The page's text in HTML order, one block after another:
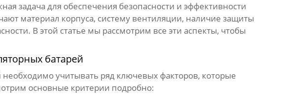
задача для обеспечения безопасности и эффективности
материал корпуса, систему вентиляции, наличие защиты
В этой статье мы рассмотрим все эти аспекты, чтобы
батарей
необходимо учитывать ряд ключевых факторов, которые
основные критерии подробно: